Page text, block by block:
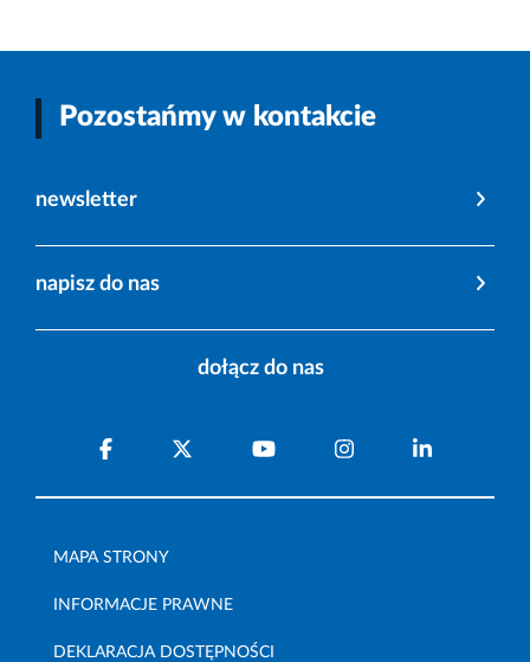
Pozostańmy w kontakcie
newsletter
napisz do nas
dołącz do nas
MAPA STRONY
INFORMACJE PRAWNE
DEKLARACJA DOSTĘPNOŚCI